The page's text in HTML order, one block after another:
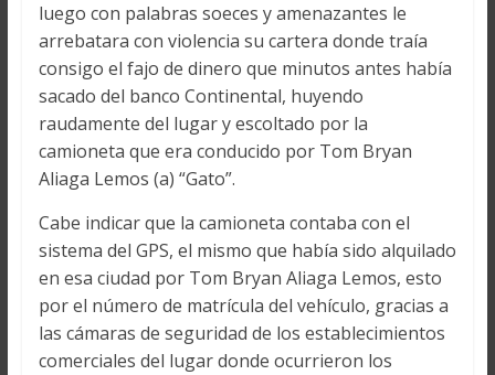
luego con palabras soeces y amenazantes le
arrebatara con violencia su cartera donde traía
consigo el fajo de dinero que minutos antes había
sacado del banco Continental, huyendo
raudamente del lugar y escoltado por la
camioneta que era conducido por Tom Bryan
Aliaga Lemos (a) “Gato”.
Cabe indicar que la camioneta contaba con el
sistema del GPS, el mismo que había sido alquilado
en esa ciudad por Tom Bryan Aliaga Lemos, esto
por el número de matrícula del vehículo, gracias a
las cámaras de seguridad de los establecimientos
comerciales del lugar donde ocurrieron los